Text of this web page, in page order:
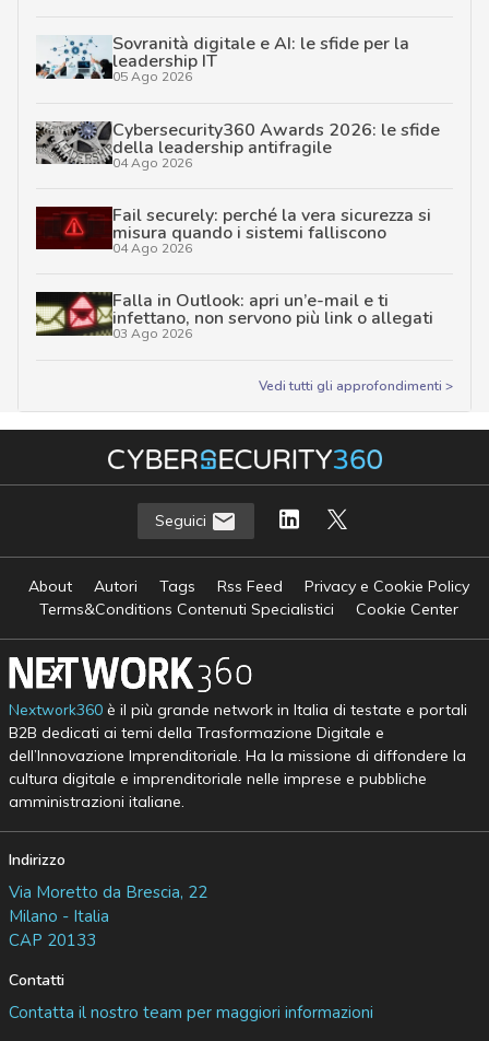
Sovranità digitale e AI: le sfide per la
leadership IT
05 Ago 2026
Cybersecurity360 Awards 2026: le sfide
della leadership antifragile
04 Ago 2026
Fail securely: perché la vera sicurezza si
misura quando i sistemi falliscono
04 Ago 2026
Falla in Outlook: apri un’e-mail e ti
infettano, non servono più link o allegati
03 Ago 2026
Vedi tutti gli approfondimenti >
Seguici
About Autori Tags Rss Feed
Privacy e Cookie Policy
Terms&Conditions Contenuti Specialistici
Cookie Center
Nextwork360è il più grande network in Italia di testate e portali
B2B dedicati ai temi della Trasformazione Digitale e
dell’Innovazione Imprenditoriale. Ha la missione di diffondere la
cultura digitale e imprenditoriale nelle imprese e pubbliche
amministrazioni italiane.
Indirizzo
Via Moretto da Brescia, 22
Milano - Italia
CAP 20133
Contatti
Contatta il nostro team per maggiori informazioni